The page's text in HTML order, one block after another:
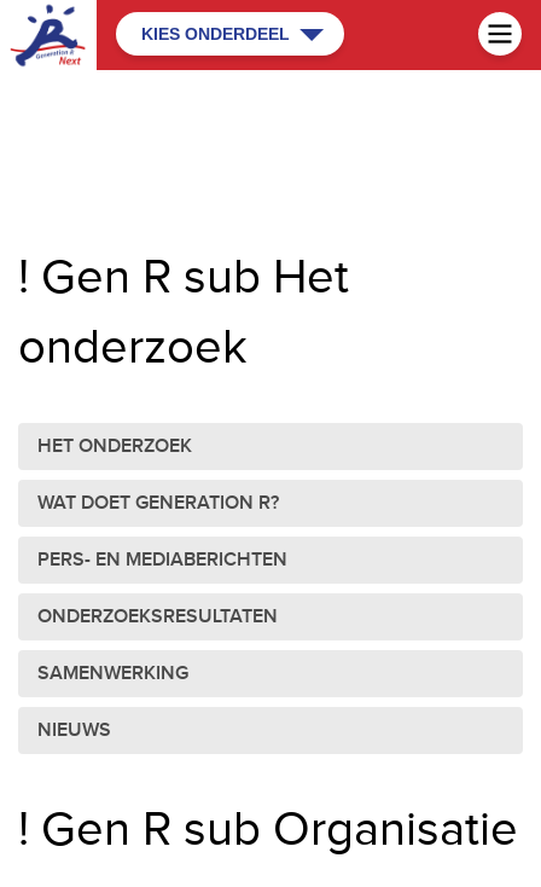
KIES ONDERDEEL
! Gen R sub Het
onderzoek
HET ONDERZOEK
WAT DOET GENERATION R?
PERS- EN MEDIABERICHTEN
ONDERZOEKSRESULTATEN
SAMENWERKING
NIEUWS
! Gen R sub Organisatie